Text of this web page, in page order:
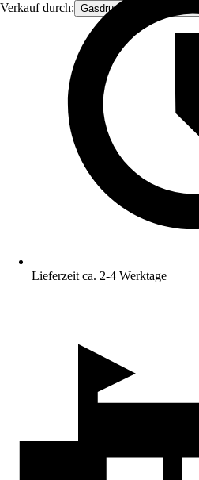
Verkauf durch: Gasdruckfeder Großhandel
Lieferzeit ca. 2-4 Werktage